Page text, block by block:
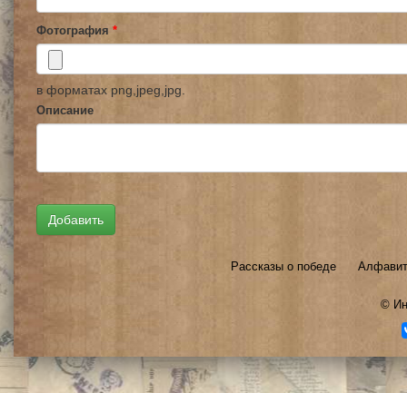
Фотография *
в форматах png,jpeg,jpg.
Описание
Рассказы о победе
©